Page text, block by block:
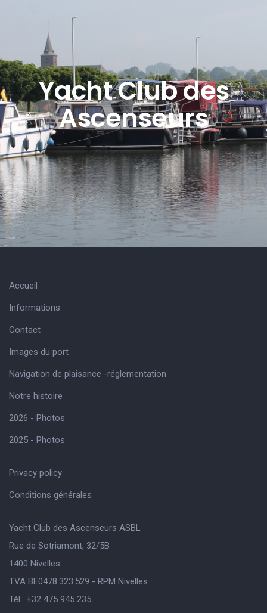
Yacht Club des
Ascenseurs
Accueil
Informations
Contact
Images du port
Navigation de plaisance -réglementation
Notre histoire
2026 - Photos
2025 - Photos
Privacy policy
Conditions générales
Yacht Club des Ascenseurs ASBL
Rue de Sotriamont, 32/5B
1400 Nivelles
TVA BE0478.323.529 - RPM Nivelles
Tél.: +32 475 945 235